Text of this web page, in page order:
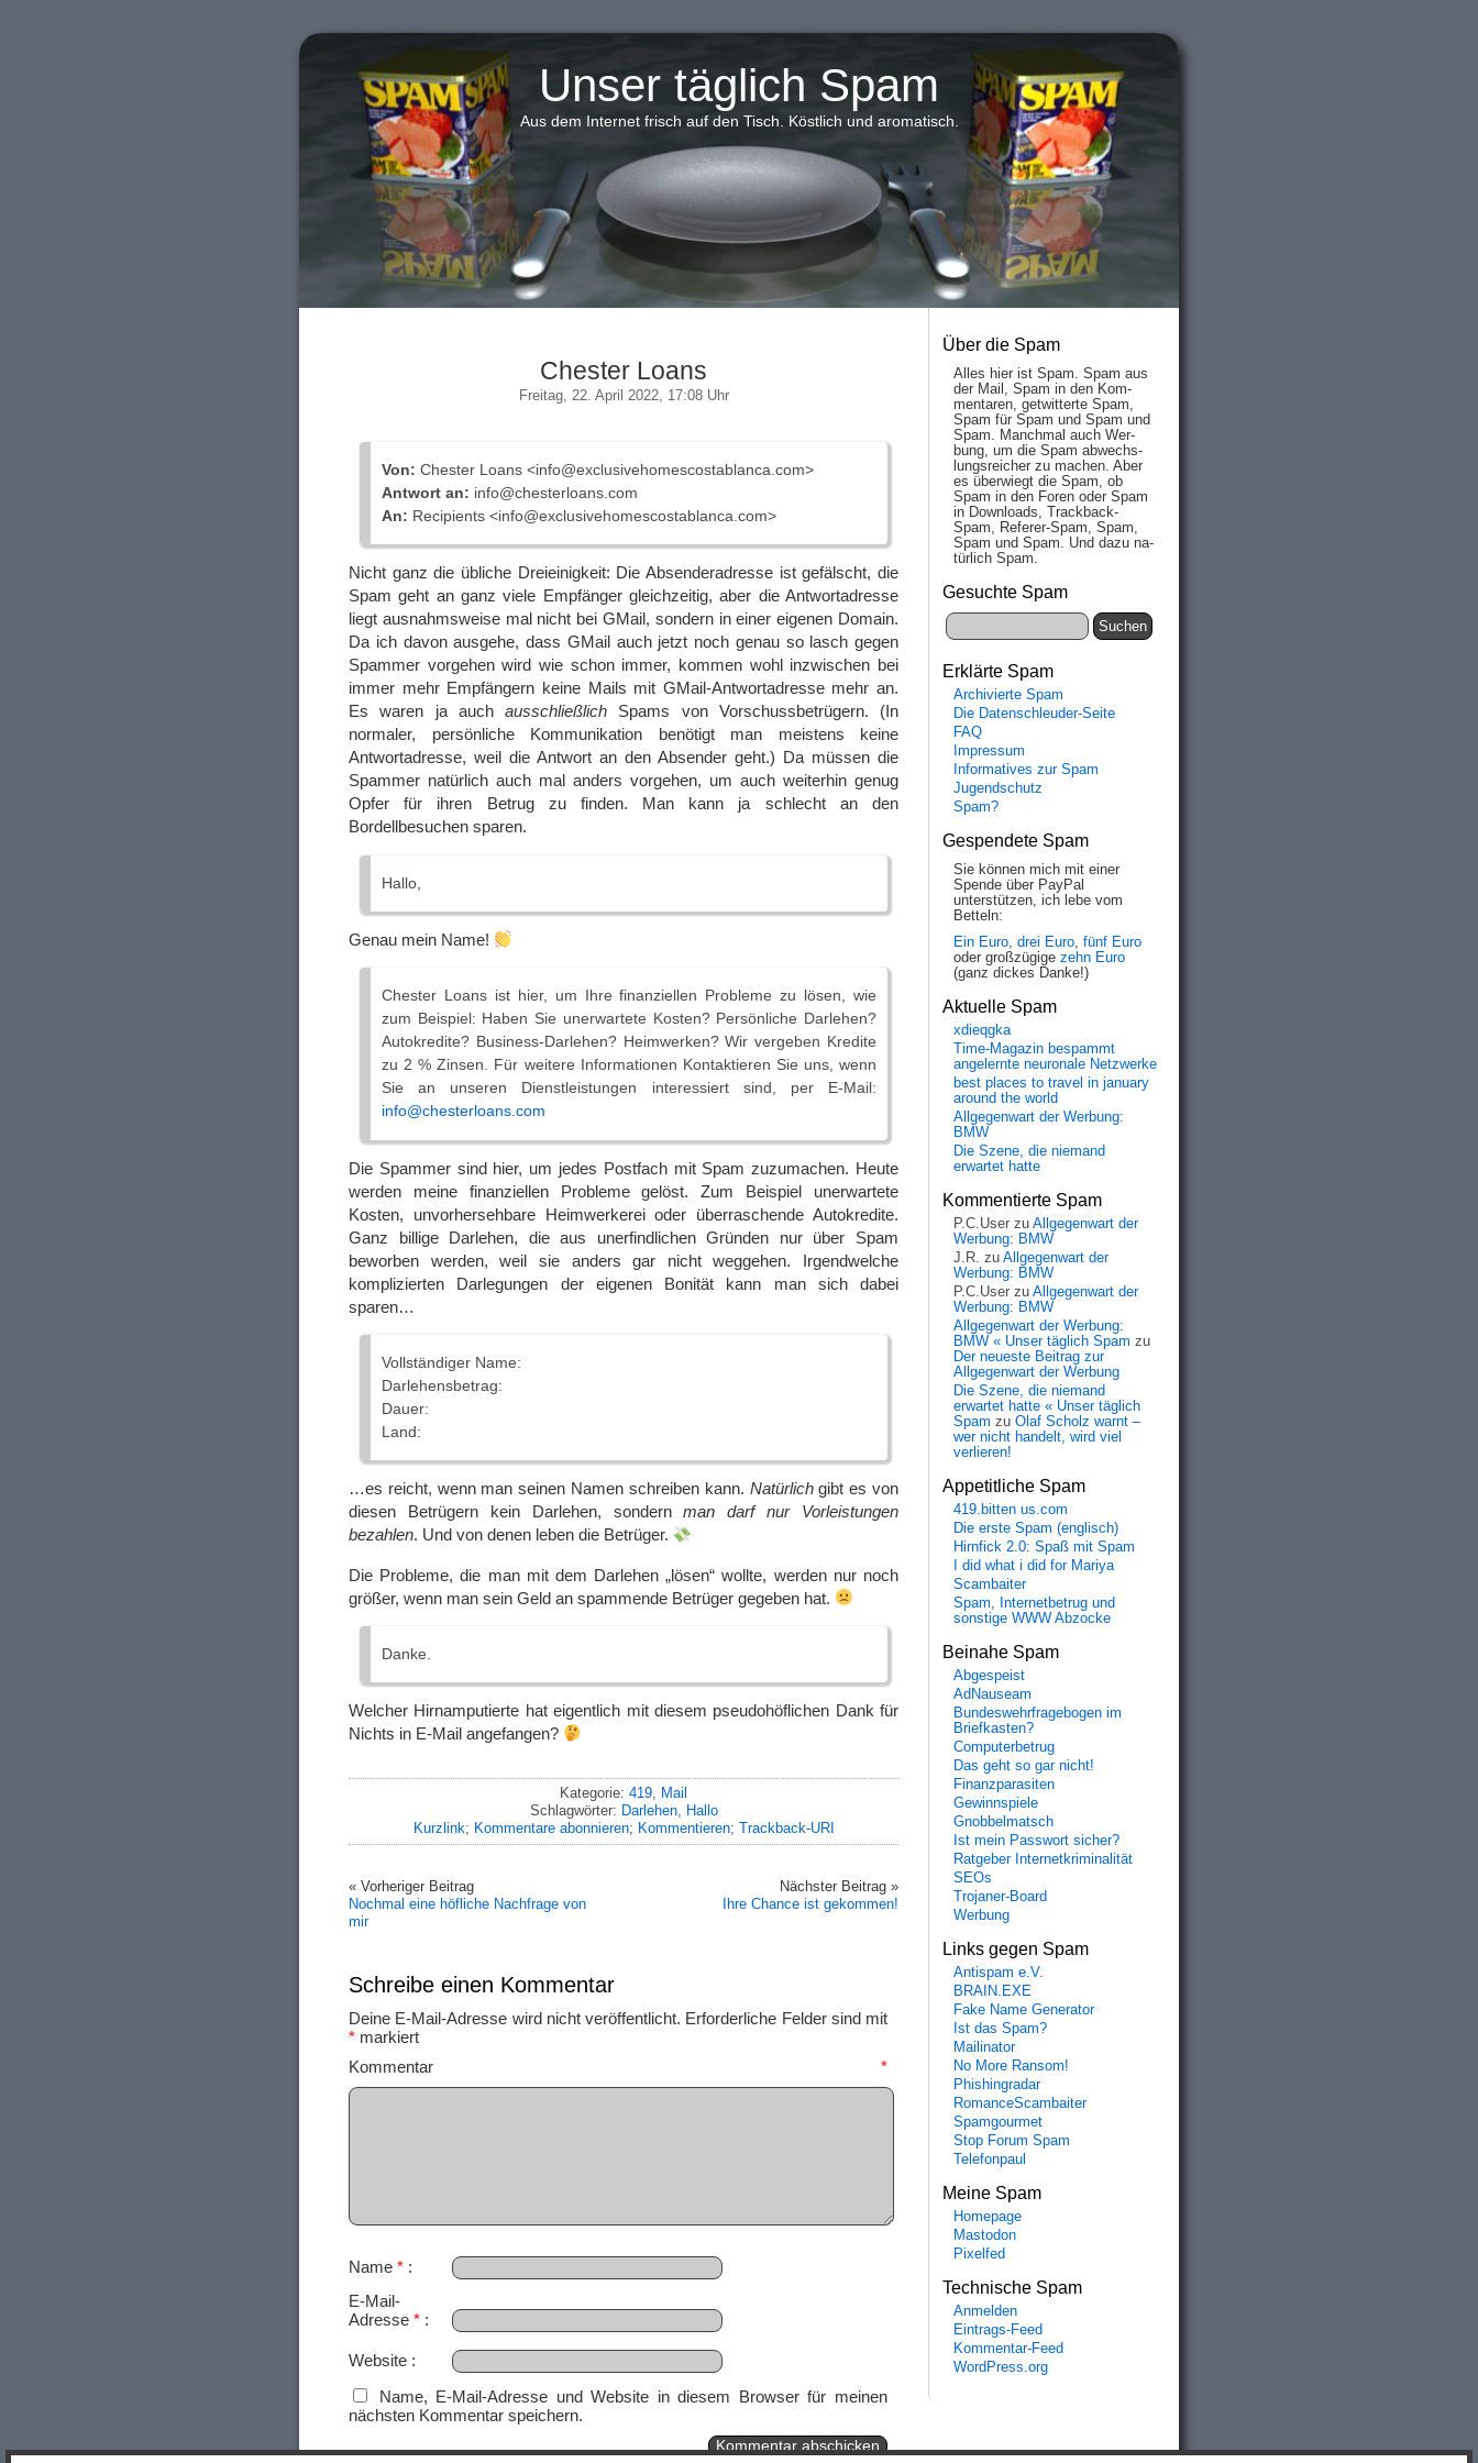
Unser täglich Spam
Aus dem Internet frisch auf den Tisch. Köstlich und aromatisch.
Chester Loans
Freitag, 22. April 2022, 17:08 Uhr
Von: Chester Loans <info@exclusivehomescostablanca.com>
Antwort an: info@chesterloans.com
An: Recipients <info@exclusivehomescostablanca.com>
Nicht ganz die übliche Dreieinigkeit: Die Absenderadresse ist gefälscht, die
Spam geht an ganz viele Empfänger gleichzeitig, aber die Antwortadresse
liegt ausnahmsweise mal nicht bei GMail, sondern in einer eigenen Domain.
Da ich davon ausgehe, dass GMail auch jetzt noch genau so lasch gegen
Spammer vorgehen wird wie schon immer, kommen wohl inzwischen bei
immer mehr Empfängern keine Mails mit GMail-Antwortadresse mehr an.
Es waren ja auch ausschließlich Spams von Vorschussbetrügern. (In
normaler, persönliche Kommunikation benötigt man meistens keine
Antwortadresse, weil die Antwort an den Absender geht.) Da müssen die
Spammer natürlich auch mal anders vorgehen, um auch weiterhin genug
Opfer für ihren Betrug zu finden. Man kann ja schlecht an den
Bordellbesuchen sparen.
Hallo,
Genau mein Name!
Chester Loans ist hier, um Ihre finanziellen Probleme zu lösen, wie
zum Beispiel: Haben Sie unerwartete Kosten? Persönliche Darlehen?
Autokredite? Business-Darlehen? Heimwerken? Wir vergeben Kredite
zu 2 % Zinsen. Für weitere Informationen Kontaktieren Sie uns, wenn
Sie an unseren Dienstleistungen interessiert sind, per E-Mail:
info@chesterloans.com
Die Spammer sind hier, um jedes Postfach mit Spam zuzumachen. Heute
werden meine finanziellen Probleme gelöst. Zum Beispiel unerwartete
Kosten, unvorhersehbare Heimwerkerei oder überraschende Autokredite.
Ganz billige Darlehen, die aus unerfindlichen Gründen nur über Spam
beworben werden, weil sie anders gar nicht weggehen. Irgendwelche
komplizierten Darlegungen der eigenen Bonität kann man sich dabei
sparen…
Vollständiger Name:
Darlehensbetrag:
Dauer:
Land:
…es reicht, wenn man seinen Namen schreiben kann. Natürlichgibt es von
diesen Betrügern kein Darlehen, sondernman darf nur Vorleistungen
bezahlen. Und von denen leben die Betrüger.
Die Probleme, die man mit dem Darlehen „lösen“ wollte, werden nur noch
größer, wenn man sein Geld an spammende Betrüger gegeben hat.
Danke.
Welcher Hirnamputierte hat eigentlich mit diesem pseudohöflichen Dank für
Nichts in E-Mail angefangen?
Kategorie: 419, Mail
Schlagwörter: Darlehen, Hallo
Kurzlink; Kommentare abonnieren; Kommentieren; Trackback-URI
« Vorheriger Beitrag
Nochmal eine höfliche Nachfrage von
mir
Nächster Beitrag »
Ihre Chance ist gekommen!
Schreibe einen Kommentar
Deine E-Mail-Adresse wird nicht veröffentlicht. Erforderliche Felder sind mit
* markiert
Kommentar *
Name *
E-Mail-
Adresse *
Website
Name, E-Mail-Adresse und Website in diesem Browser für meinen
nächsten Kommentar speichern.
Über die Spam
Alles hier ist Spam. Spam aus
der Mail, Spam in den Kom­
men­taren, ge­twit­ter­te Spam,
Spam für Spam und Spam und
Spam. Manch­mal auch Wer­
bung, um die Spam ab­wechs­
lungs­reich­er zu mach­en. Aber
es über­wiegt die Spam, ob
Spam in den Fo­ren oder Spam
in Down­loads, Track­back-
Spam, Re­fe­rer-Spam, Spam,
Spam und Spam. Und da­zu na­
tür­lich Spam.
Gesuchte Spam
Erklärte Spam
Archivierte Spam
Die Datenschleuder-Seite
FAQ
Impressum
Informatives zur Spam
Jugendschutz
Spam?
Gespendete Spam
Sie können mich mit einer
Spende über PayPal
unterstützen, ich lebe vom
Betteln:
Ein Euro, drei Euro, fünf Euro
oder großzügige zehn Euro
(ganz dickes Danke!)
Aktuelle Spam
xdieqgka
Time-Magazin bespammt
angelernte neuronale Netzwerke
best places to travel in january
around the world
Allgegenwart der Werbung:
BMW
Die Szene, die niemand
erwartet hatte
Kommentierte Spam
P.C.User zu Allgegenwart der
Werbung: BMW
J.R. zu Allgegenwart der
Werbung: BMW
P.C.User zu Allgegenwart der
Werbung: BMW
Allgegenwart der Werbung:
BMW « Unser täglich Spam zu
Der neueste Beitrag zur
Allgegenwart der Werbung
Die Szene, die niemand
erwartet hatte « Unser täglich
Spam zu Olaf Scholz warnt –
wer nicht handelt, wird viel
verlieren!
Appetitliche Spam
419.bitten us.com
Die erste Spam (englisch)
Hirnfick 2.0: Spaß mit Spam
I did what i did for Mariya
Scambaiter
Spam, Internetbetrug und
sonstige WWW Abzocke
Beinahe Spam
Abgespeist
AdNauseam
Bundeswehrfragebogen im
Briefkasten?
Computerbetrug
Das geht so gar nicht!
Finanzparasiten
Gewinnspiele
Gnobbelmatsch
Ist mein Passwort sicher?
Ratgeber Internetkriminalität
SEOs
Trojaner-Board
Werbung
Links gegen Spam
Antispam e.V.
BRAIN.EXE
Fake Name Generator
Ist das Spam?
Mailinator
No More Ransom!
Phishingradar
RomanceScambaiter
Spamgourmet
Stop Forum Spam
Telefonpaul
Meine Spam
Homepage
Mastodon
Pixelfed
Technische Spam
Anmelden
Eintrags-Feed
Kommentar-Feed
WordPress.org